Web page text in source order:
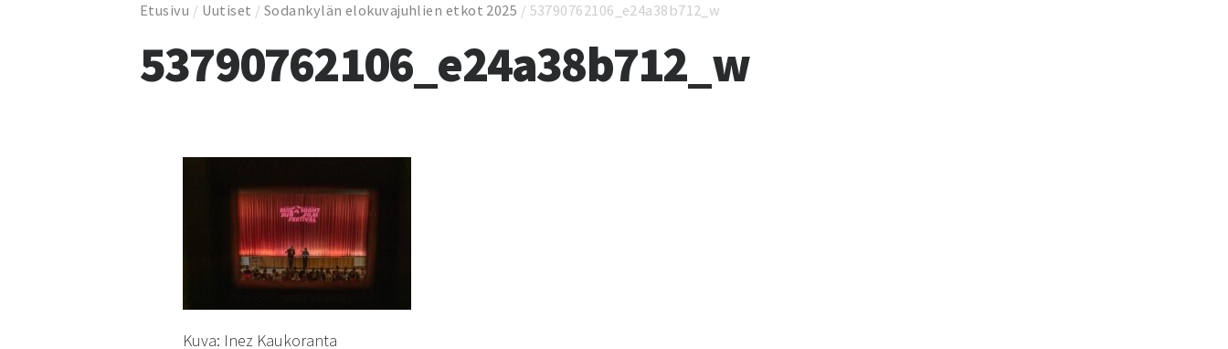
Etusivu / Uutiset /Sodankylän elokuvajuhlien etkot 2025 / 53790762106_e24a38b712_w
53790762106_e24a38b712_w
Kuva: Inez Kaukoranta